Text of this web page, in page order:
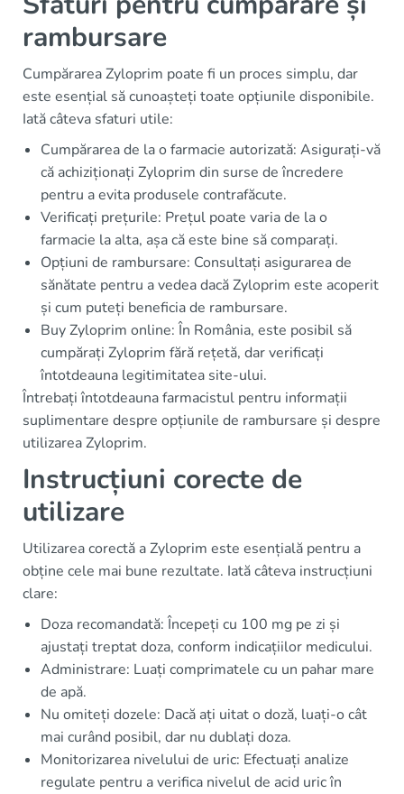
rambursare
Cumpărarea Zyloprim poate fi un proces simplu, dar
este esențial să cunoașteți toate opțiunile disponibile.
Iată câteva sfaturi utile:
Cumpărarea de la o farmacie autorizată: Asigurați-vă
că achiziționați Zyloprim din surse de încredere
pentru a evita produsele contrafăcute.
Verificați prețurile: Prețul poate varia de la o
farmacie la alta, așa că este bine să comparați.
Opțiuni de rambursare: Consultați asigurarea de
sănătate pentru a vedea dacă Zyloprim este acoperit
și cum puteți beneficia de rambursare.
Buy Zyloprim online: În România, este posibil să
cumpărați Zyloprim fără rețetă, dar verificați
întotdeauna legitimitatea site-ului.
Întrebați întotdeauna farmacistul pentru informații
suplimentare despre opțiunile de rambursare și despre
utilizarea Zyloprim.
Instrucțiuni corecte de
utilizare
Utilizarea corectă a Zyloprim este esențială pentru a
obține cele mai bune rezultate. Iată câteva instrucțiuni
clare:
Doza recomandată: Începeți cu 100 mg pe zi și
ajustați treptat doza, conform indicațiilor medicului.
Administrare: Luați comprimatele cu un pahar mare
de apă.
Nu omiteți dozele: Dacă ați uitat o doză, luați-o cât
mai curând posibil, dar nu dublați doza.
Monitorizarea nivelului de uric: Efectuați analize
regulate pentru a verifica nivelul de acid uric în